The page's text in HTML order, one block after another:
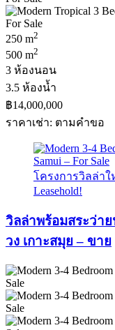
250 m2
500 m2
3 ห้องนอน
3.5 ห้องน้ำ
฿14,000,000
ราคาเช่า: ตามคําขอ
โครงการวิลล่าใ
Leasehold!
วิลล่าพร้อมสระว่า
วง เกาะสมุย – ขาย